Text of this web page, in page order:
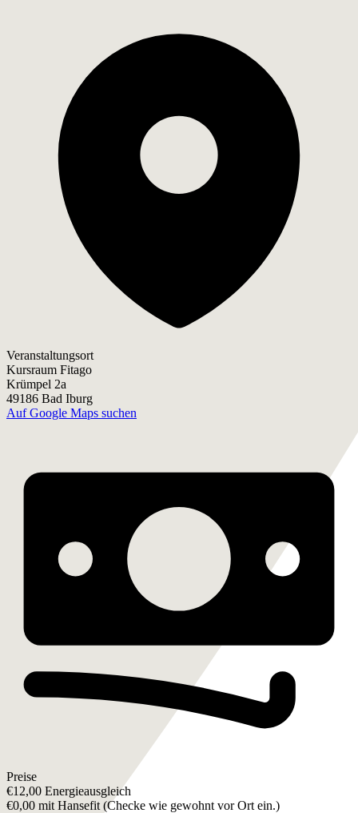
Veranstaltungsort
Kursraum Fitago
Krümpel 2a
49186 Bad Iburg
Auf Google Maps suchen
Preise
€12,00 Energieausgleich
€0,00 mit Hansefit (Checke wie gewohnt vor Ort ein.)